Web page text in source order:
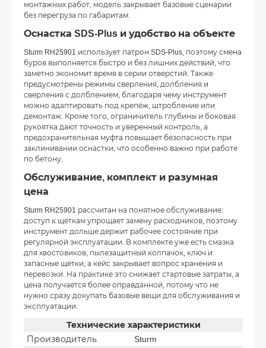
монтажных работ, модель закрывает базовые сценарии
без перегруза по габаритам.
Оснастка SDS-Plus и удобство на объекте
Sturm RH25901 использует патрон SDS-Plus, поэтому смена
буров выполняется быстро и без лишних действий, что
заметно экономит время в серии отверстий. Также
предусмотрены режимы сверления, долбления и
сверления с долблением, благодаря чему инструмент
можно адаптировать под крепёж, штробление или
демонтаж. Кроме того, ограничитель глубины и боковая
рукоятка дают точность и уверенный контроль, а
предохранительная муфта повышает безопасность при
заклинивании оснастки, что особенно важно при работе
по бетону.
Обслуживание, комплект и разумная
цена
Sturm RH25901 рассчитан на понятное обслуживание:
доступ к щёткам упрощает замену расходников, поэтому
инструмент дольше держит рабочее состояние при
регулярной эксплуатации. В комплекте уже есть смазка
для хвостовиков, пылезащитный колпачок, ключ и
запасные щётки, а кейс закрывает вопрос хранения и
перевозки. На практике это снижает стартовые затраты, а
цена получается более оправданной, потому что не
нужно сразу докупать базовые вещи для обслуживания и
эксплуатации.
Технические характеристики
Производитель
Sturm